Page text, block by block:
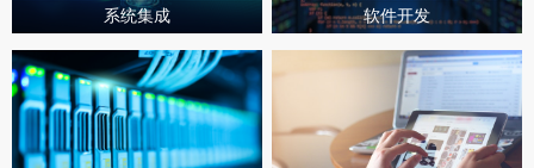
系统集成 软件开发